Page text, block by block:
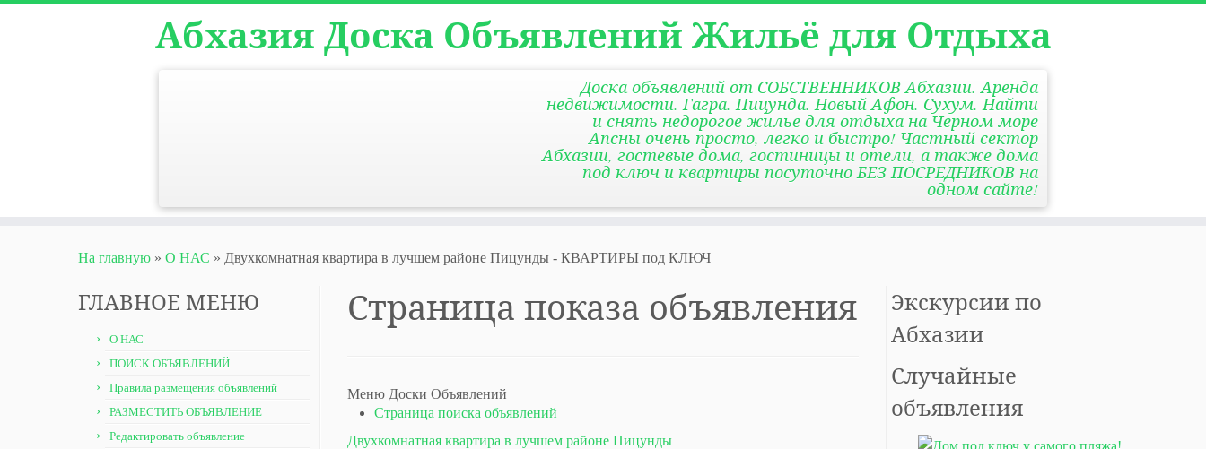
Абхазия Доска Объявлений Жильё для Отдыха
Доска объявлений от СОБСТВЕННИКОВ Абхазии. Аренда
недвижимости. Гагра. Пицунда. Новый Афон. Сухум. Найти
и снять недорогое жилье для отдыха на Черном море
Апсны очень просто, легко и быстро! Частный сектор
Абхазии, гостевые дома, гостиницы и отели, а также дома
под ключ и квартиры посуточно БЕЗ ПОСРЕДНИКОВ на
одном сайте!
На главную » О НАС » Двухкомнатная квартира в лучшем районе Пицунды - КВАРТИРЫ под КЛЮЧ
ГЛАВНОЕ МЕНЮ
О НАС
ПОИСК ОБЪЯВЛЕНИЙ
Правила размещения объявлений
РАЗМЕСТИТЬ ОБЪЯВЛЕНИЕ
Редактировать объявление
Страница показа объявления
Меню Доски Объявлений
Страница поиска объявлений
Двухкомнатная квартира в лучшем районе Пицунды
Экскурсии по
Абхазии
Случайные
объявления